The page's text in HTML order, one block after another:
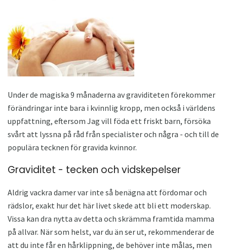
Under de magiska 9 månaderna av graviditeten förekommer
förändringar inte bara i kvinnlig kropp, men också i världens
uppfattning, eftersom Jag vill föda ett friskt barn, försöka
svårt att lyssna på råd från specialister och några - och till de
populära tecknen för gravida kvinnor.
Graviditet - tecken och vidskepelser
Aldrig vackra damer var inte så benägna att fördomar och
rädslor, exakt hur det här livet skede att bli ett moderskap.
Vissa kan dra nytta av detta och skrämma framtida mamma
på allvar. När som helst, var du än ser ut, rekommenderar de
att du inte får en hårklippning, de behöver inte målas, men